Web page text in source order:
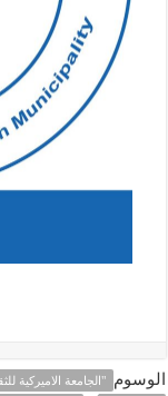
الوسوم "الجامعة الاميركية